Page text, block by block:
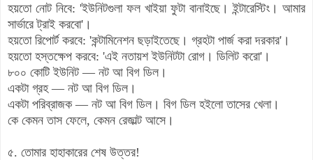
হয়তো নোট নিবে: 'ইউনিটগুলা ফল খাইয়া ফুটা বানাইছে। ইন্টারেস্টিং। আমার
সার্ভারে ট্রাই করবো'।
হয়তো রিপোর্ট করবে: 'কন্টামিনেশন ছড়াইতেছে। গ্রহটা পার্জ করা দরকার'।
হয়তো হস্তক্ষেপ করবে: 'এই নতায়শ ইউনিটটা রোগ। ডিলিট করো'।
৮০০ কোটি ইউনিট — নট আ বিগ ডিল।
একটা গ্রহ — নট আ বিগ ডিল।
একটা পরিব্রাজক — নট আ বিগ ডিল। বিগ ডিল হইলো তাসের খেলা।
কে কেমন তাস ফেলে, কেমন রেজাল্ট আসে।
৫. তোমার হাহাকারের শেষ উত্তর!